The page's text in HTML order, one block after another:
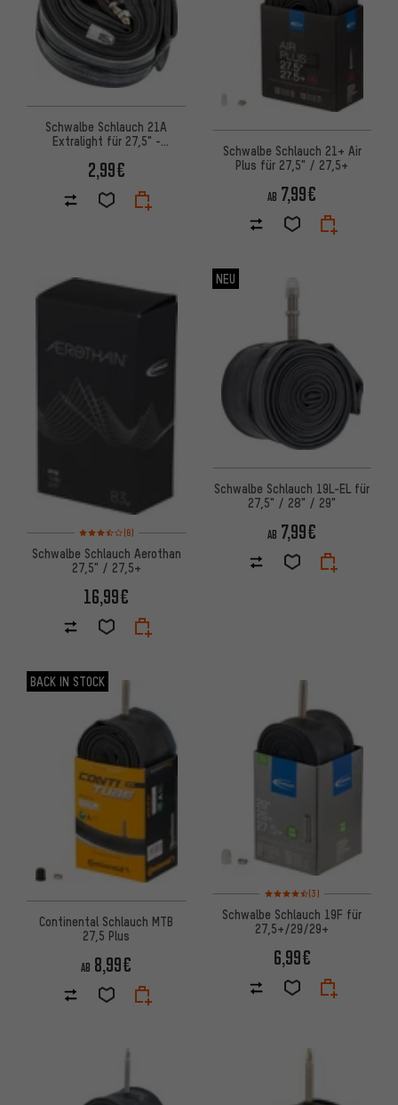
Schwalbe Schlauch 21A
Extralight für 27,5" -
2,99€
Schwalbe Schlauch 21+ Air
Plus für 27,5" / 27,5+
AB 7,99€
Bewertungen: 3,5 von 5 basierend auf 6 Bewertungen
(6)
Schwalbe Schlauch Aerothan
27,5" / 27,5+
16,99€
NEU
Schwalbe Schlauch 19L-EL für
27,5" / 28" / 29"
AB 7,99€
BACK IN STOCK
Continental Schlauch MTB
27,5 Plus
AB 8,99€
Bewertungen: 4,5 von 5
(3)
Schwalbe Schlauch 19F für
27,5+/29/29+
6,99€